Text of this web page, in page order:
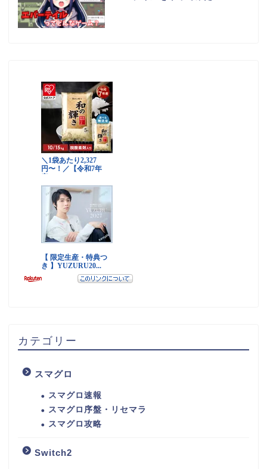
カテゴリー
スマグロ
スマグロ速報
スマグロ序盤・リセマラ
スマグロ攻略
Switch2